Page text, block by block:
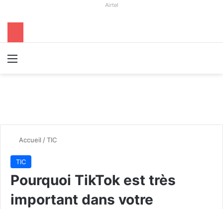
Airtel
Accueil /TIC
TIC
Pourquoi TikTok est très
important dans votre